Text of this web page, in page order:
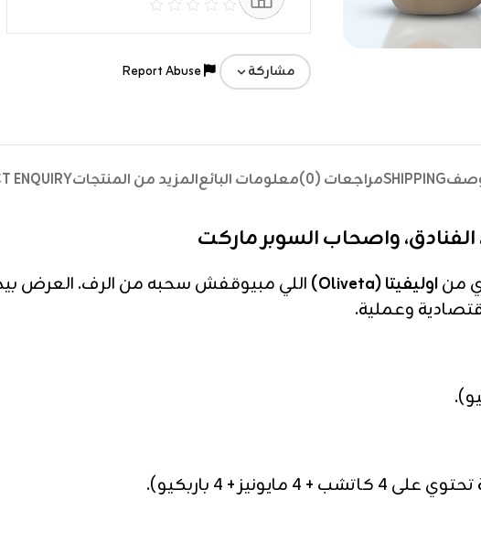
مشاركة
SHIPPINGمراجعات (0) معلومات البائعالمزيد من المنتجاتENQUIRY
واصحاب السوبر ماركت
مناوليفيتا (Oliveta)
اللي مبيوقفش سحبه من الرف. العرض
وعملية.